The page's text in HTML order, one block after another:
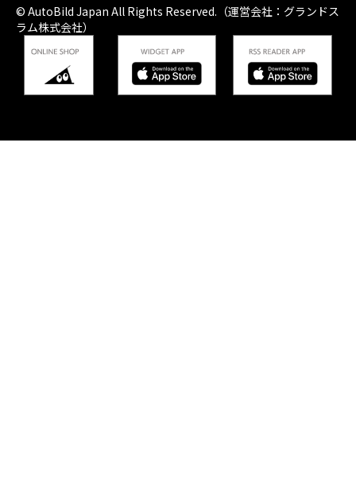
© AutoBild Japan All Rights Reserved.（運営会社：グランドス
ラム株式会社）